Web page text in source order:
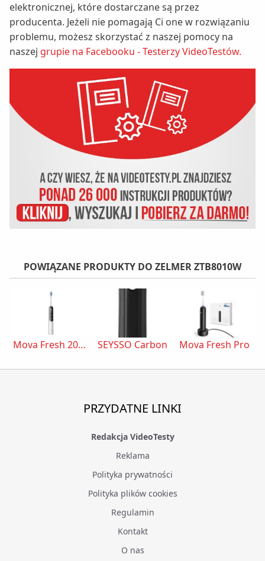
elektronicznej, które dostarczane są przez
producenta. Jeżeli nie pomagają Ci one w rozwiązaniu
problemu, możesz skorzystać z naszej pomocy na
naszej grupie na Facebooku - Testerzy VideoTestów.
POWIĄZANE PRODUKTY DO ZELMER ZTB8010W
Mova Fresh 20 Sensus SEYSSO Carbon Mova Fresh Pro
PRZYDATNE LINKI
Redakcja VideoTesty
Reklama
Polityka prywatności
Polityka plików cookies
Regulamin
Kontakt
O nas